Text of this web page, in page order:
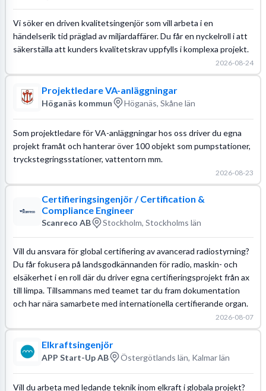
Vi söker en driven kvalitetsingenjör som vill arbeta i en
händelserik tid präglad av miljardaffärer. Du får en nyckelroll i att
säkerställa att kunders kvalitetskrav uppfylls i komplexa projekt.
2026-08-24
Projektledare VA-anläggningar
Höganäs kommun Höganäs, Skåne län
Som projektledare för VA-anläggningar hos oss driver du egna
projekt framåt och hanterar över 100 objekt som pumpstationer,
tryckstegringsstationer, vattentorn mm.
2026-08-23
Certifieringsingenjör / Certification &
Compliance Engineer
Scanreco AB Stockholm, Stockholms län
Vill du ansvara för global certifiering av avancerad radiostyrning?
Du får fokusera på landsgodkännanden för radio, maskin- och
elsäkerhet i en roll där du driver egna certifieringsprojekt från ax
till limpa. Tillsammans med teamet tar du fram dokumentation
och har nära samarbete med internationella certifierande organ.
2026-08-07
Elkraftsingenjör
APP Start-Up AB Östergötlands län, Kalmar län
Vill du arbeta med ledande teknik inom elkraft i globala projekt?